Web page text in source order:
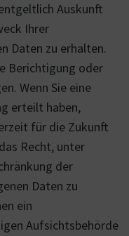
Auskunft
Ihrer
Daten zu erhalten.
Berichtigung oder
Wenn Sie eine
erteilt haben,
für die Zukunft
Recht, unter
der
Daten zu
ein
Aufsichtsbehörde